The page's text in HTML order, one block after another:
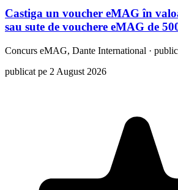
Castiga un voucher eMAG în
sau sute de vouchere eMAG de
Concurs eMAG, Dante International ·
publicat pe 2 August 2026